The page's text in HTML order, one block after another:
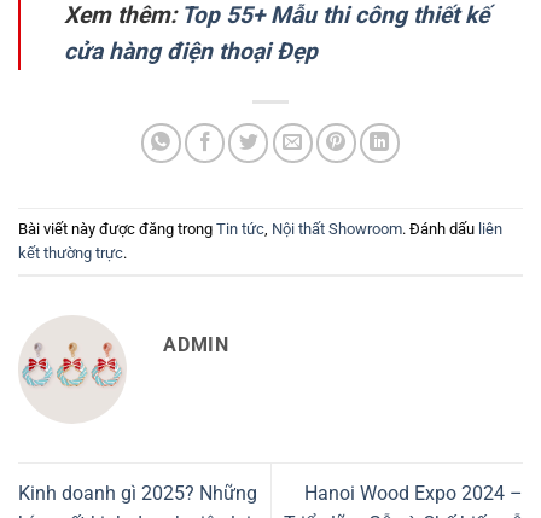
Xem thêm: Top 55+ Mẫu thi công thiết kế
cửa hàng điện thoại Đẹp
Bài viết này được đăng trong Tin tức Nội thất Showroom. Đánh dấu liên
kết thường trực.
ADMIN
Kinh doanh gì 2025? Những
Hanoi Wood Expo 2024 –